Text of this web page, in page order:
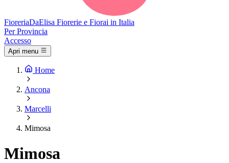
FioreriaDaElisa Fiorerie e Fiorai in Italia
Per Provincia
Accesso
Apri menu
Home
Ancona
Marcelli
Mimosa
Mimosa